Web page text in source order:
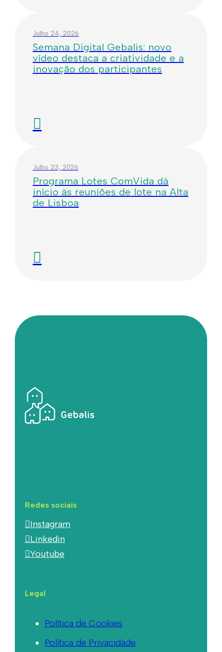
Julho 24, 2026
Semana Digital Gebalis: novo
vídeo destaca a criatividade e a
inovação dos participantes
Julho 23, 2026
Programa Lotes ComVida dá
início às reuniões de lote na Alta
de Lisboa
Redes sociais
Instagram
Linkedin
Youtube
Legal
Política de Cookies
Política de Privacidade